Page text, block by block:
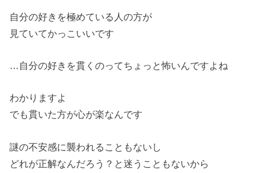
自分の好きを極めている人の方が
見ていてかっこいいです
…自分の好きを貫くのってちょっと怖いんですよね
わかりますよ
でも貫いた方が心が楽なんです
謎の不安感に襲われることもないし
どれが正解なんだろう？と迷うこともないから